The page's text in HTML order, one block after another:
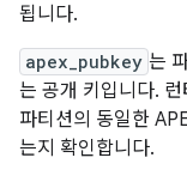
됩니다.
apex_pubkey 는
는 공개 키입니다.
파티션의 동일한
는지 확인합니다.